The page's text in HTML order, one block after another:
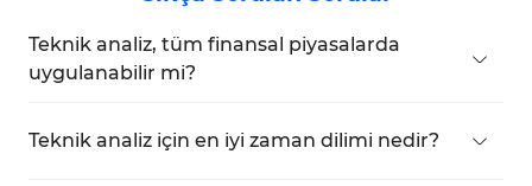
Teknik analiz, tüm finansal piyasalarda
uygulanabilir mi?
emtialarda yaygın olarak kullanılır.
Teknik analiz için en iyi zaman dilimi nedir?